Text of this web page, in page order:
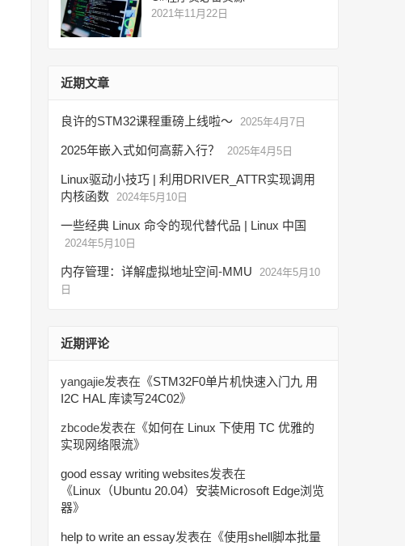
2021年11月22日
近期文章
良许的STM32课程重磅上线啦～ 2025年4月7日
2025年嵌入式如何高薪入行？ 2025年4月5日
Linux驱动小技巧 | 利用DRIVER_ATTR实现调用
内核函数 2024年5月10日
一些经典 Linux 命令的现代替代品 | Linux 中国
2024年5月10日
内存管理：详解虚拟地址空间-MMU
2024年5月10
日
近期评论
yangajie发表在《STM32F0单片机快速入门九 用
I2C HAL 库读写24C02》
zbcode发表在《如何在 Linux 下使用 TC 优雅的
实现网络限流》
good essay writing websites发表在
《Linux（Ubuntu 20.04）安装Microsoft Edge浏览
器》
help to write an essay发表在《使用shell脚本批量